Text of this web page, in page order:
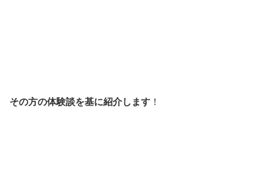
その方の体験談を基に紹介します ！